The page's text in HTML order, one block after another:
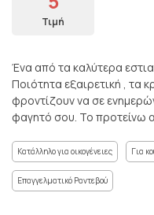
Τιμή
Ένα από τα καλύτερα
Ποιότητα εξαιρετική , τα
φροντίζουν να σε
φαγητό σου. Το προτείνω
Κατάλληλο για οικογένειες Για
Επαγγελματικό Ραντεβού